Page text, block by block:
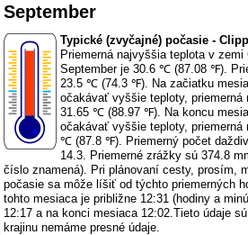
September
Typické (zvyčajné) počasie -
Priemerná najvyššia teplota v zemi
September je 30.6 ℃ (87.08 ℉).
23.5 ℃ (74.3 ℉). Na začiatku
očakávať vyššie teploty,
31.65 ℃ (88.97 ℉). Na koncu
očakávať vyššie teploty, priemerná
℃ (87.8 ℉). Priemerný počet
14.3. Priemerné zrážky sú 374.8
číslo znamená). Pri plánovaní cesty, prosím,
počasie sa môže líšiť od týchto priemerných
tohto mesiaca je približne 12:31 (hodiny a
12:17 a na konci mesiaca 12:02.Tieto údaje
krajinu nemáme presné údaje.